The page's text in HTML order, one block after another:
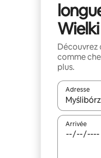
Wielki
Découvrez
comme
plus.
Adresse
Lorsque
Arrivée